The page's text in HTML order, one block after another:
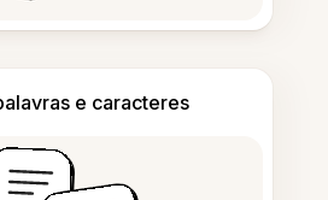
e caracteres